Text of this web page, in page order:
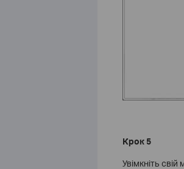
Крок 5
Увімкніть